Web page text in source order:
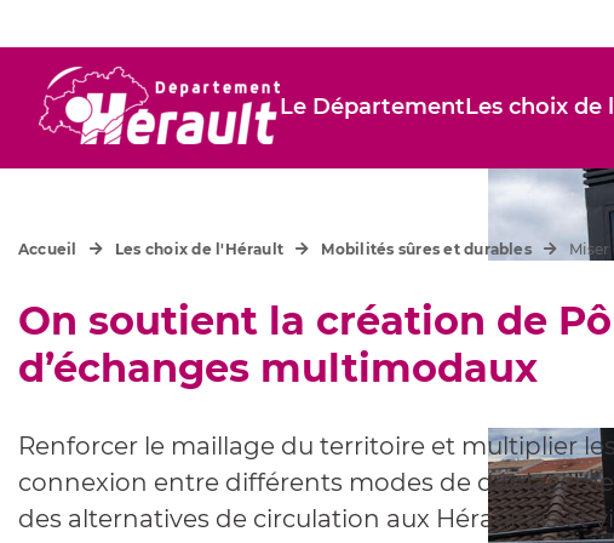
Le DépartementLes choix de
On soutient la création de
d’échanges multimodaux
Accueil Les choix de l'Hérault Mobilités sûres et durables
Renforcer le maillage du territoire et multiplier
connexion entre différents modes de
des alternatives de circulation aux Héraultais et